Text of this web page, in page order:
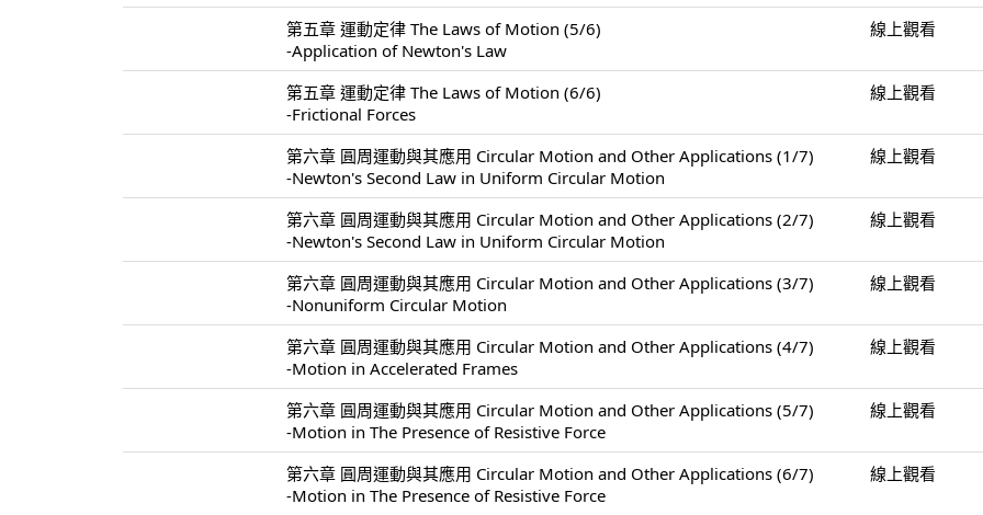
第五章 運動定律 The Laws of Motion (5/6)
-Application of Newton's Law
線上觀看
第五章 運動定律 The Laws of Motion (6/6)
-Frictional Forces
線上觀看
第六章 圓周運動與其應用 Circular Motion and Other Applications (1/7)
-Newton's Second Law in Uniform Circular Motion
線上觀看
第六章 圓周運動與其應用 Circular Motion and Other Applications (2/7)
-Newton's Second Law in Uniform Circular Motion
線上觀看
第六章 圓周運動與其應用 Circular Motion and Other Applications (3/7)
-Nonuniform Circular Motion
線上觀看
第六章 圓周運動與其應用 Circular Motion and Other Applications (4/7)
-Motion in Accelerated Frames
線上觀看
第六章 圓周運動與其應用 Circular Motion and Other Applications (5/7)
-Motion in The Presence of Resistive Force
線上觀看
第六章 圓周運動與其應用 Circular Motion and Other Applications (6/7)
-Motion in The Presence of Resistive Force
線上觀看